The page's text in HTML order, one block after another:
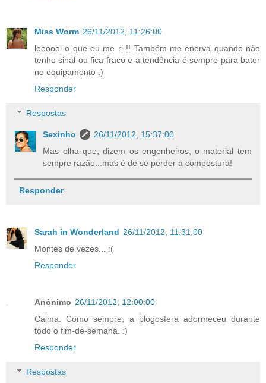
Miss Worm 26/11/2012, 11:26:00
loooool o que eu me ri !! Também me enerva quando não
tenho sinal ou fica fraco e a tendência é sempre para bater
no equipamento :)
Responder
Respostas
Sexinho
26/11/2012, 15:37:00
Mas olha que, dizem os engenheiros, o material tem
sempre razão...mas é de se perder a compostura!
Responder
Sarah in Wonderland 26/11/2012, 11:31:00
Montes de vezes... :(
Responder
Anónimo 26/11/2012, 12:00:00
Calma. Como sempre, a blogosfera adormeceu durante
todo o fim-de-semana. :)
Responder
Respostas